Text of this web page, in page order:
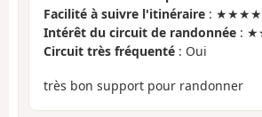
Facilité à suivre l'itinéraire :
Intérêt du circuit de randonnée :
Circuit très fréquenté : Oui
très bon support pour randonner